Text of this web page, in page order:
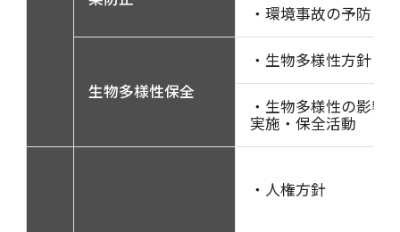
・環境事故の予防
生物多様性保全
・生物多様性方針
・生物多様性の影響
実施・保全活動
・人権方針